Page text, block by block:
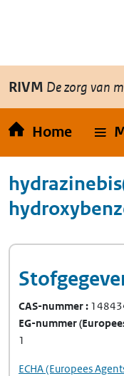
Overslaan en naar de
RIVM De zorg van
Home
CAS-nummer
EG-nummer
1
ECHA(Europees